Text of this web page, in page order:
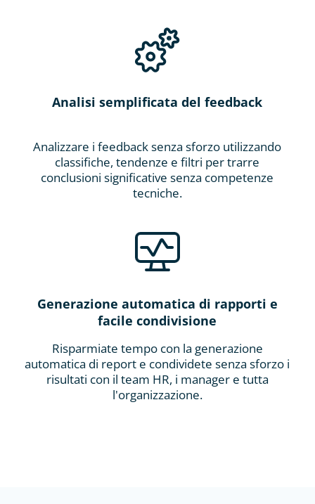
Analisi semplificata del feedback
Analizzare i feedback senza sforzo utilizzando
classifiche, tendenze e filtri per trarre
conclusioni significative senza competenze
tecniche.
Generazione automatica di rapporti e
facile condivisione
Risparmiate tempo con la generazione
automatica di report e condividete senza sforzo i
risultati con il team HR, i manager e tutta
l'organizzazione.